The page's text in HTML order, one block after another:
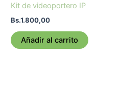
Kit de videoportero IP
Bs.1.800,00
Añadir al carrito